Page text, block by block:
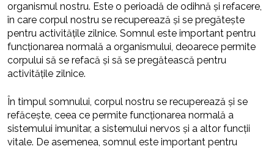
organismul nostru. Este o perioadă de odihnă și refacere,
în care corpul nostru se recuperează și se pregătește
pentru activitățile zilnice. Somnul este important pentru
funcționarea normală a organismului, deoarece permite
corpului să se refacă și să se pregătească pentru
activitățile zilnice.
În timpul somnului, corpul nostru se recuperează și se
refăcește, ceea ce permite funcționarea normală a
sistemului imunitar, a sistemului nervos și a altor funcții
vitale. De asemenea, somnul este important pentru